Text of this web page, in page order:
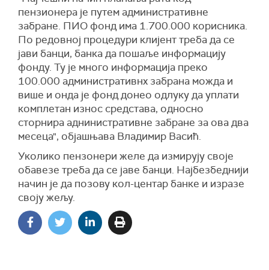
пензионера је путем административне
забране. ПИО фонд има 1.700.000 корисника.
По редовној процедури клијент треба да се
јави банци, банка да пошаље информацију
фонду. Ту је много информација преко
100.000 административнх забрана можда и
више и онда је фонд донео одлуку да уплати
комплетан износ средстава, односно
сторнира аднинистративне забране за ова два
месеца", објашњава Владимир Васић.
Уколико пензонери желе да измирују своје
обавезе треба да се јаве банци. Најбезбеднији
начин је да позову кол-центар банке и изразе
своју жељу.